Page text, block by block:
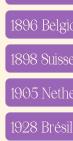
1896
1898
1905
1928